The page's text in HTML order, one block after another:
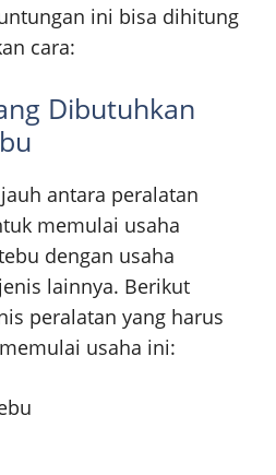
ini bisa dihitung
cara:
Dibutuhkan
antara peralatan
memulai usaha
dengan usaha
lainnya. Berikut
peralatan yang harus
usaha ini: